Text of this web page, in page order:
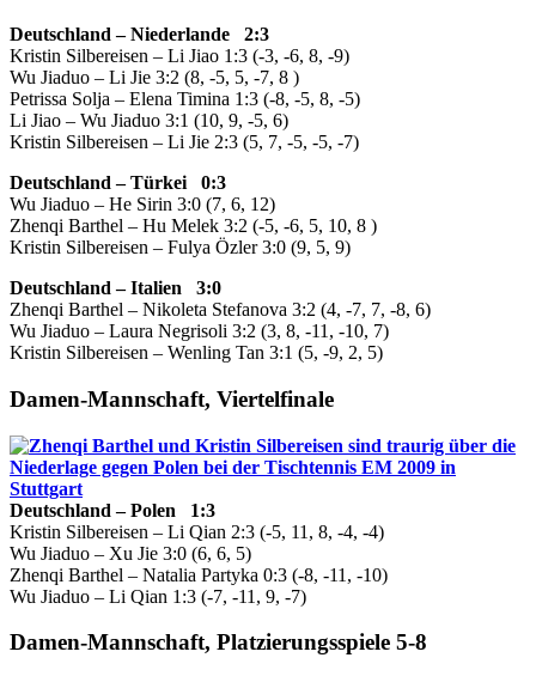
Deutschland – Niederlande 2:3
Kristin Silbereisen – Li Jiao 1:3 (-3, -6, 8, -9)
Wu Jiaduo – Li Jie 3:2 (8, -5, 5, -7, 8 )
Petrissa Solja – Elena Timina 1:3 (-8, -5, 8, -5)
Li Jiao – Wu Jiaduo 3:1 (10, 9, -5, 6)
Kristin Silbereisen – Li Jie 2:3 (5, 7, -5, -5, -7)
Deutschland – Türkei 0:3
Wu Jiaduo – He Sirin 3:0 (7, 6, 12)
Zhenqi Barthel – Hu Melek 3:2 (-5, -6, 5, 10, 8 )
Kristin Silbereisen – Fulya Özler 3:0 (9, 5, 9)
Deutschland – Italien 3:0
Zhenqi Barthel – Nikoleta Stefanova 3:2 (4, -7, 7, -8, 6)
Wu Jiaduo – Laura Negrisoli 3:2 (3, 8, -11, -10, 7)
Kristin Silbereisen – Wenling Tan 3:1 (5, -9, 2, 5)
Damen-Mannschaft, Viertelfinale
Deutschland – Polen 1:3
Kristin Silbereisen – Li Qian 2:3 (-5, 11, 8, -4, -4)
Wu Jiaduo – Xu Jie 3:0 (6, 6, 5)
Zhenqi Barthel – Natalia Partyka 0:3 (-8, -11, -10)
Wu Jiaduo – Li Qian 1:3 (-7, -11, 9, -7)
Damen-Mannschaft, Platzierungsspiele 5-8